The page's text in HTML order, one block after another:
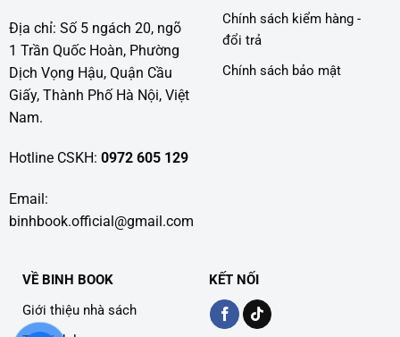
Địa chỉ: Số 5 ngách 20, ngõ
1 Trần Quốc Hoàn, Phường
Dịch Vọng Hậu, Quận Cầu
Giấy, Thành Phố Hà Nội, Việt
Nam.
Hotline CSKH: 0972 605 129
Email:
binhbook.official@gmail.com
Chính sách kiểm hàng -
đổi trả
Chính sách bảo mật
VỀ BINH BOOK
Giới thiệu nhà sách
KẾT NỐI